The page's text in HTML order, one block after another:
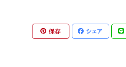
保存 シェア